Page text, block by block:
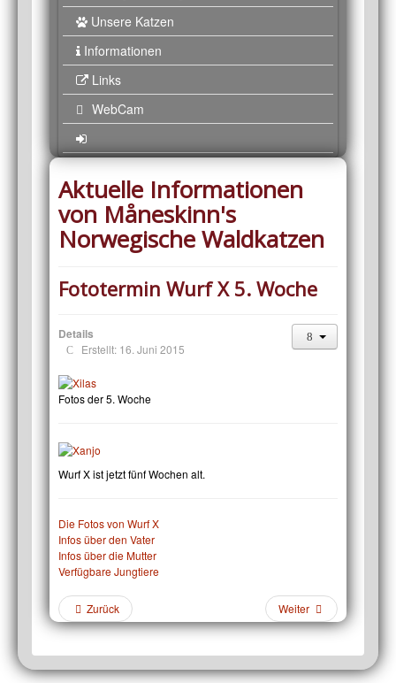
Unsere Katzen
Informationen
Links
WebCam
Aktuelle Informationen
von Måneskinn's
Norwegische Waldkatzen
Fototermin Wurf X 5. Woche
Details
Erstellt: 16. Juni 2015
Fotos der 5. Woche
Wurf X ist jetzt fünf Wochen alt.
Die Fotos von Wurf X
Infos über den Vater
Infos über die Mutter
Verfügbare Jungtiere
Zurück Weiter